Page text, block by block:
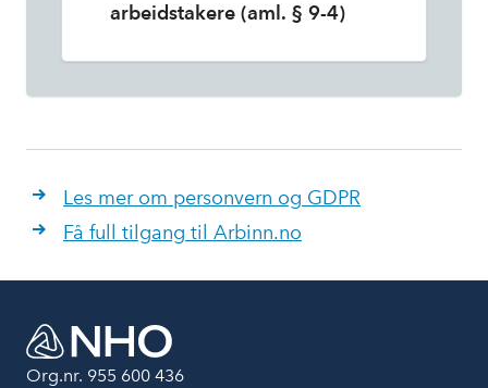
arbeidstakere (aml. § 9-4)
Les mer om personvern og GDPR
Få full tilgang til Arbinn.no
Org.nr. 955 600 436